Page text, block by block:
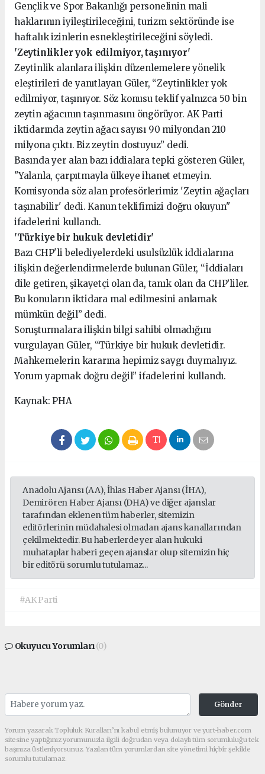
Gençlik ve Spor Bakanlığı personelinin mali
haklarının iyileştirileceğini, turizm sektöründe ise
haftalık izinlerin esnekleştirileceğini söyledi.
'Zeytinlikler yok edilmiyor, taşınıyor'
Zeytinlik alanlara ilişkin düzenlemelere yönelik
eleştirileri de yanıtlayan Güler, “Zeytinlikler yok
edilmiyor, taşınıyor. Söz konusu teklif yalnızca 50 bin
zeytin ağacının taşınmasını öngörüyor. AK Parti
iktidarında zeytin ağacı sayısı 90 milyondan 210
milyona çıktı. Biz zeytin dostuyuz” dedi.
Basında yer alan bazı iddialara tepki gösteren Güler,
"Yalanla, çarpıtmayla ülkeye ihanet etmeyin.
Komisyonda söz alan profesörlerimiz 'Zeytin ağaçları
taşınabilir' dedi. Kanun teklifimizi doğru okuyun"
ifadelerini kullandı.
'Türkiye bir hukuk devletidir'
Bazı CHP'li belediyelerdeki usulsüzlük iddialarına
ilişkin değerlendirmelerde bulunan Güler, “İddiaları
dile getiren, şikayetçi olan da, tanık olan da CHP’liler.
Bu konuların iktidara mal edilmesini anlamak
mümkün değil” dedi.
Soruşturmalara ilişkin bilgi sahibi olmadığını
vurgulayan Güler, “Türkiye bir hukuk devletidir.
Mahkemelerin kararına hepimiz saygı duymalıyız.
Yorum yapmak doğru değil” ifadelerini kullandı.
Kaynak: PHA
Anadolu Ajansı (AA), İhlas Haber Ajansı (İHA),
Demirören Haber Ajansı (DHA) ve diğer ajanslar
tarafından eklenen tüm haberler, sitemizin
editörlerinin müdahalesi olmadan ajans kanallarından
çekilmektedir. Bu haberlerde yer alan hukuki
muhataplar haberi geçen ajanslar olup sitemizin hiç
bir editörü sorumlu tutulamaz...
#AK Parti
Okuyucu Yorumları(0)
Gönder
Yorum yazarak Topluluk Kuralları’nı kabul etmiş bulunuyor ve yurt-haber.com
sitesine yaptığınız yorumunuzla ilgili doğrudan veya dolaylı tüm sorumluluğu tek
başınıza üstleniyorsunuz. Yazılan tüm yorumlardan site yönetimi hiçbir şekilde
sorumlu tutulamaz.